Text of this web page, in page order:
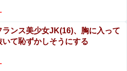
りたいです」
げ三昧
、本物だった…
ランス美少女JK(16)、胸に入って
いて恥ずかしそうにする